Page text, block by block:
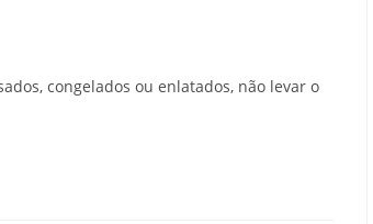
congelados ou enlatados, não levar o